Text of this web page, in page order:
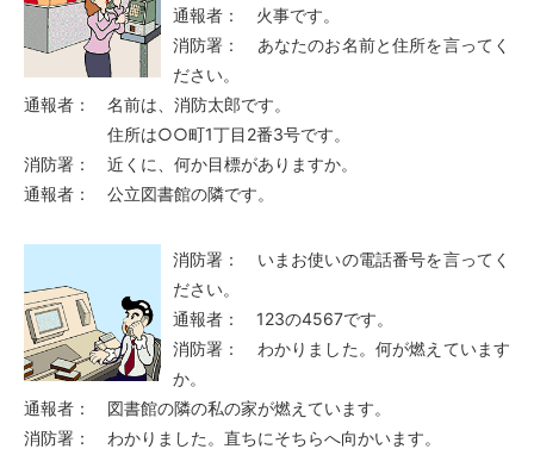
通報者： 火事です。
消防署： あなたのお名前と住所を言ってく
ださい。
通報者： 名前は、消防太郎です。
住所は○○町1丁目2番3号です。
消防署： 近くに、何か目標がありますか。
通報者： 公立図書館の隣です。
消防署： いまお使いの電話番号を言ってく
ださい。
通報者： 123の4567です。
消防署： わかりました。何が燃えています
か。
通報者： 図書館の隣の私の家が燃えています。
消防署： わかりました。直ちにそちらへ向かいます。